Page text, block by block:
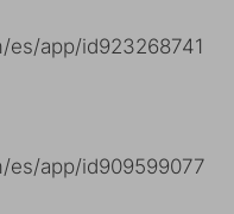
app/id923268741
es/app/id909599077